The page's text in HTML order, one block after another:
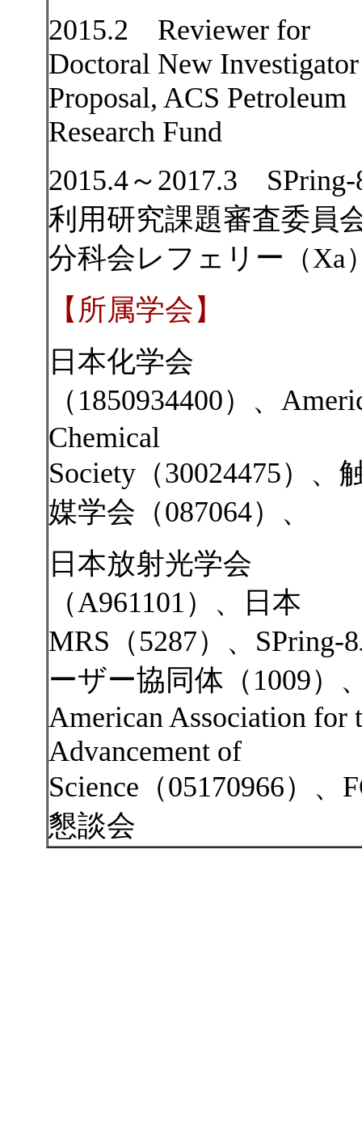
2015.2 Reviewer for
Doctoral New Investigator
Proposal, ACS Petroleum
Research Fund
2015.4～2017.3 SPring-
利用研究課題審査委員
分科会レフェリー （Xa
【所属学会】
日本化学会
（1850934400）、
Chemical
Society（30024475）、
媒学会（087064）、
日本放射光学会
（A961101）、日本
MRS（5287）、SPring-
ーザー協同体（1009）
American Association for
Advancement of
Science（05170966）、
懇談会